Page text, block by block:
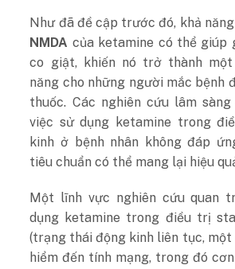
Như đã đề cập trước đó, khả năng
NMDA của ketamine có thể giúp
co giật, khiến nó trở thành
năng cho những người mắc bệnh
thuốc. Các nghiên cứu lâm
việc sử dụng ketamine trong
kinh ở bệnh nhân không đáp
tiêu chuẩn có thể mang lại hiệu
Một lĩnh vực nghiên cứu quan
dụng ketamine trong điều trị
(trạng thái động kinh liên tục,
hiểm đến tính mạng, trong đó